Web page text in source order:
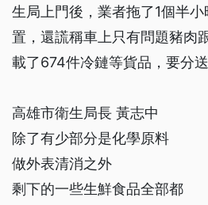
生局上門後，業者拖了1個半
置，還謊稱車上只有問題豬肉
載了674件冷鏈等貨品，要分送
高雄市衛生局長 黃志中
除了有少部分是化學原料
做外表清消之外
剩下的一些生鮮食品全部都